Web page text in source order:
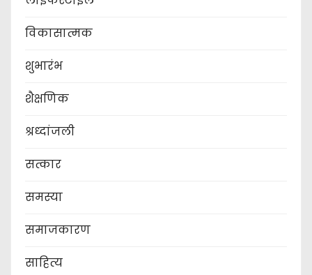
विकासात्मक
शुभारंभ
शैक्षणिक
श्रध्दांजली
सत्कार
समस्या
समाजकारण
साहित्य